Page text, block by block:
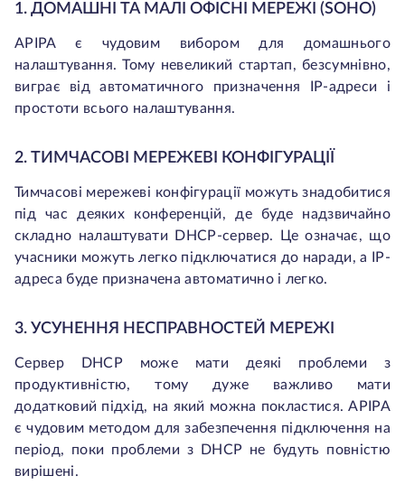
1. ДОМАШНІ ТА МАЛІ ОФІСНІ МЕРЕЖІ (SOHO)
APIPA є чудовим вибором для домашнього
налаштування. Тому невеликий стартап, безсумнівно,
виграє від автоматичного призначення IP-адреси і
простоти всього налаштування.
2. ТИМЧАСОВІ МЕРЕЖЕВІ КОНФІГУРАЦІЇ
Тимчасові мережеві конфігурації можуть знадобитися
під час деяких конференцій, де буде надзвичайно
складно налаштувати DHCP-сервер. Це означає, що
учасники можуть легко підключатися до наради, а IP-
адреса буде призначена автоматично і легко.
3. УСУНЕННЯ НЕСПРАВНОСТЕЙ МЕРЕЖІ
Сервер DHCP може мати деякі проблеми з
продуктивністю, тому дуже важливо мати
додатковий підхід, на який можна покластися. APIPA
є чудовим методом для забезпечення підключення на
період, поки проблеми з DHCP не будуть повністю
вирішені.